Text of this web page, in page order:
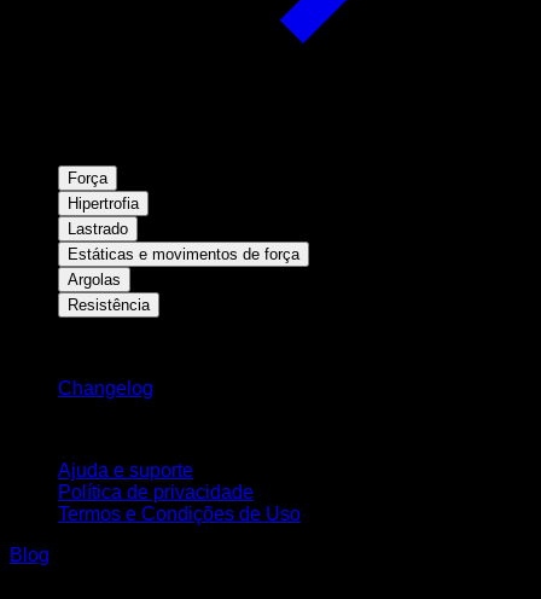
Força
Hipertrofia
Lastrado
Estáticas e movimentos de força
Argolas
Resistência
Changelog
Ajuda e suporte
Política de privacidade
Termos e Condições de Uso
Blog